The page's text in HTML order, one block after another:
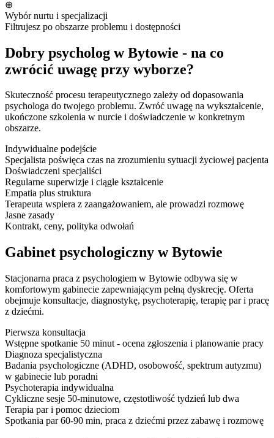
⊕
Wybór nurtu i specjalizacji
Filtrujesz po obszarze problemu i dostępności
Dobry psycholog w Bytowie - na co
zwrócić uwagę przy wyborze?
Skuteczność procesu terapeutycznego zależy od dopasowania
psychologa do twojego problemu. Zwróć uwagę na wykształcenie,
ukończone szkolenia w nurcie i doświadczenie w konkretnym
obszarze.
Indywidualne podejście
Specjalista poświęca czas na zrozumieniu sytuacji życiowej pacjenta
Doświadczeni specjaliści
Regularne superwizje i ciągłe kształcenie
Empatia plus struktura
Terapeuta wspiera z zaangażowaniem, ale prowadzi rozmowę
Jasne zasady
Kontrakt, ceny, polityka odwołań
Gabinet psychologiczny w Bytowie
Stacjonarna praca z psychologiem w Bytowie odbywa się w
komfortowym gabinecie zapewniającym pełną dyskrecję. Oferta
obejmuje konsultacje, diagnostykę, psychoterapię, terapię par i pracę
z dziećmi.
Pierwsza konsultacja
Wstępne spotkanie 50 minut - ocena zgłoszenia i planowanie pracy
Diagnoza specjalistyczna
Badania psychologiczne (ADHD, osobowość, spektrum autyzmu)
w gabinecie lub poradni
Psychoterapia indywidualna
Cykliczne sesje 50-minutowe, częstotliwość tydzień lub dwa
Terapia par i pomoc dzieciom
Spotkania par 60-90 min, praca z dziećmi przez zabawę i rozmowę